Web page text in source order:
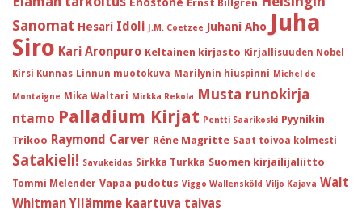
Ernst Billgren
Sanomat Hesari Idoli J.M. Coetzee Juhani Aho Juha
Siro Kari Aronpuro Keltainen kirjasto Kirjallisuuden Nobel
Kirsi Kunnas Linnun muotokuva Marilynin hiuspinni Michel de
Montaigne Mika Waltari Mirkka Rekola Musta runokirja
ntamo Palladium Kirjat Pentti Saarikoski Pyynikin
Trikoo Raymond Carver Réne Magritte Saat toivoa kolmesti
Satakieli! Savukeidas Sirkka Turkka Suomen kirjailijaliitto
Tommi Melender Vapaa pudotus Viggo Wallensköld Viljo Kajava Walt
Whitman Yllämme kaartuva taivas